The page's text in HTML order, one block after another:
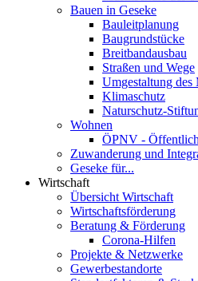
Bauen in Geseke
Bauleitplanung
Baugrundstücke
Breitbandausbau
Straßen und Wege
Umgestaltung des
Klimaschutz
Naturschutz-
Wohnen
ÖPNV -
Zuwanderung und
Geseke für...
Wirtschaft
Übersicht Wirtschaft
Wirtschaftsförderung
Beratung & Förderung
Corona-Hilfen
Projekte & Netzwerke
Gewerbestandorte